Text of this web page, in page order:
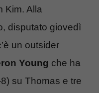
Kim. Alla
disputato giovedì
un outsider
Young che ha
su Thomas e tre